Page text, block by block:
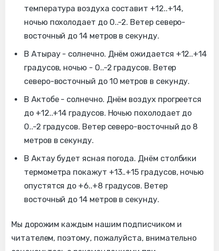
температура воздуха составит +12..+14,
ночью похолодает до 0..-2. Ветер северо-
восточный до 14 метров в секунду.
В Атырау - солнечно. Днём ожидается +12..+14
градусов, ночью - 0..-2 градусов. Ветер
северо-восточный до 10 метров в секунду.
В Актобе - солнечно. Днём воздух прогреется
до +12..+14 градусов. Ночью похолодает до
0..-2 градусов. Ветер северо-восточный до 8
метров в секунду.
В Актау будет ясная погода. Днём столбики
термометра покажут +13..+15 градусов, ночью
опустятся до +6..+8 градусов. Ветер
восточный до 14 метров в секунду.
Мы дорожим каждым нашим подписчиком и
читателем, поэтому, пожалуйста, внимательно